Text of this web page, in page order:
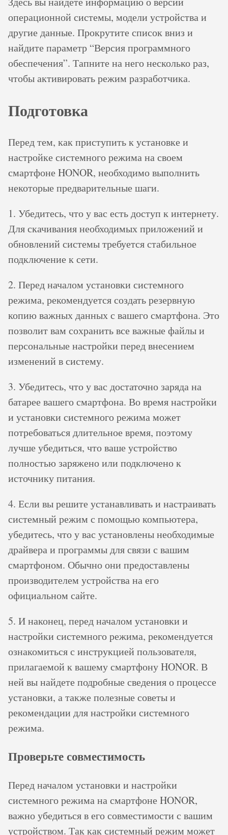
операционной системы, модели устройства и
другие данные. Прокрутите список вниз и
найдите параметр “Версия программного
обеспечения”. Тапните на него несколько раз,
чтобы активировать режим разработчика.
Подготовка
Перед тем, как приступить к установке и
настройке системного режима на своем
смартфоне HONOR, необходимо выполнить
некоторые предварительные шаги.
1. Убедитесь, что у вас есть доступ к интернету.
Для скачивания необходимых приложений и
обновлений системы требуется стабильное
подключение к сети.
2. Перед началом установки системного
режима, рекомендуется создать резервную
копию важных данных с вашего смартфона. Это
позволит вам сохранить все важные файлы и
персональные настройки перед внесением
изменений в систему.
3. Убедитесь, что у вас достаточно заряда на
батарее вашего смартфона. Во время настройки
и установки системного режима может
потребоваться длительное время, поэтому
лучше убедиться, что ваше устройство
полностью заряжено или подключено к
источнику питания.
4. Если вы решите устанавливать и настраивать
системный режим с помощью компьютера,
убедитесь, что у вас установлены необходимые
драйвера и программы для связи с вашим
смартфоном. Обычно они предоставлены
производителем устройства на его
официальном сайте.
5. И наконец, перед началом установки и
настройки системного режима, рекомендуется
ознакомиться с инструкцией пользователя,
прилагаемой к вашему смартфону HONOR. В
ней вы найдете подробные сведения о процессе
установки, а также полезные советы и
рекомендации для настройки системного
режима.
Проверьте совместимость
Перед началом установки и настройки
системного режима на смартфоне HONOR,
важно убедиться в его совместимости с вашим
устройством. Так как системный режим может